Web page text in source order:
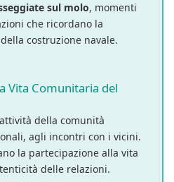
sul molo, momenti
che ricordano la
costruzione navale.
Vita Comunitaria del
della comunità
agli incontri con i vicini.
la partecipazione alla vita
delle relazioni.